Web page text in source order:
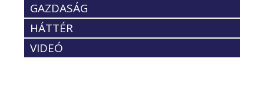
GAZDASÁG
HÁTTÉR
VIDEÓ